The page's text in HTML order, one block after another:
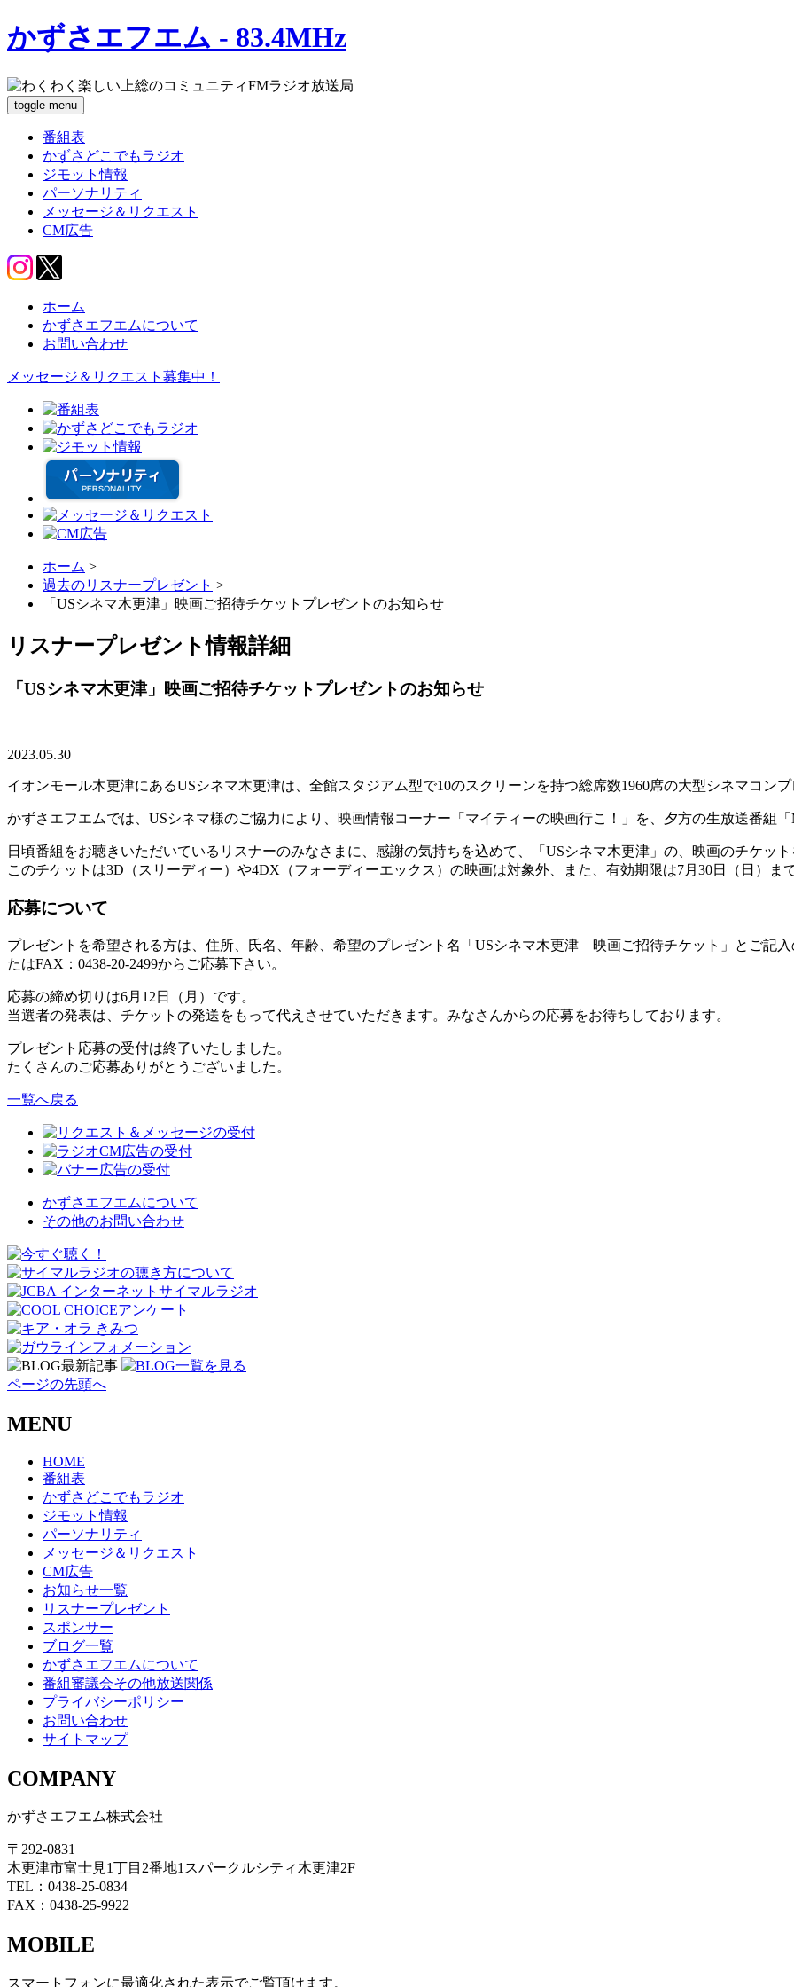
かずさエフエム - 83.4MHz
toggle menu
番組表
かずさどこでもラジオ
ジモット情報
パーソナリティ
メッセージ＆リクエスト
CM広告
ホーム
かずさエフエムについて
お問い合わせ
メッセージ＆リクエスト募集中！
ホーム >
過去のリスナープレゼント >
「USシネマ木更津」映画ご招待チケットプレゼントのお知らせ
リスナープレゼント情報詳細
「USシネマ木更津」映画ご招待チケットプレゼントのお知らせ
2023.05.30
イオンモール木更津にあるUSシネマ木更津は、全館スタジアム型で10のスクリーンを持つ総席数1960席の大型シネマコンプ
かずさエフエムでは、USシネマ様のご協力により、映画情報コーナー「マイティーの映画行こ！」を、夕方の生放送番組「
日頃番組をお聴きいただいているリスナーのみなさまに、感謝の気持ちを込めて、「USシネマ木更津」の、映画のチケット
このチケットは3D（スリーディー）や4DX（フォーディーエックス）の映画は対象外、また、有効期限は7月30日（日）まで
応募について
プレゼントを希望される方は、住所、氏名、年齢、希望のプレゼント名「USシネマ木更津 映画ご招待チケット」とご記
たはFAX：0438-20-2499からご応募下さい。
応募の締め切りは6月12日（月）です。
当選者の発表は、チケットの発送をもって代えさせていただきます。みなさんからの応募をお待ちしております。
プレゼント応募の受付は終了いたしました。
たくさんのご応募ありがとうございました。
一覧へ戻る
かずさエフエムについて
その他のお問い合わせ
ページの先頭へ
MENU
HOME
番組表
かずさどこでもラジオ
ジモット情報
パーソナリティ
メッセージ＆リクエスト
CM広告
お知らせ一覧
リスナープレゼント
スポンサー
ブログ一覧
かずさエフエムについて
番組審議会その他放送関係
プライバシーポリシー
お問い合わせ
サイトマップ
COMPANY
かずさエフエム株式会社
〒292-0831
木更津市富士見1丁目2番地1スパークルシティ木更津2F
TEL：0438-25-0834
FAX：0438-25-9922
MOBILE
スマートフォンに最適化された表示でご覧頂けます。